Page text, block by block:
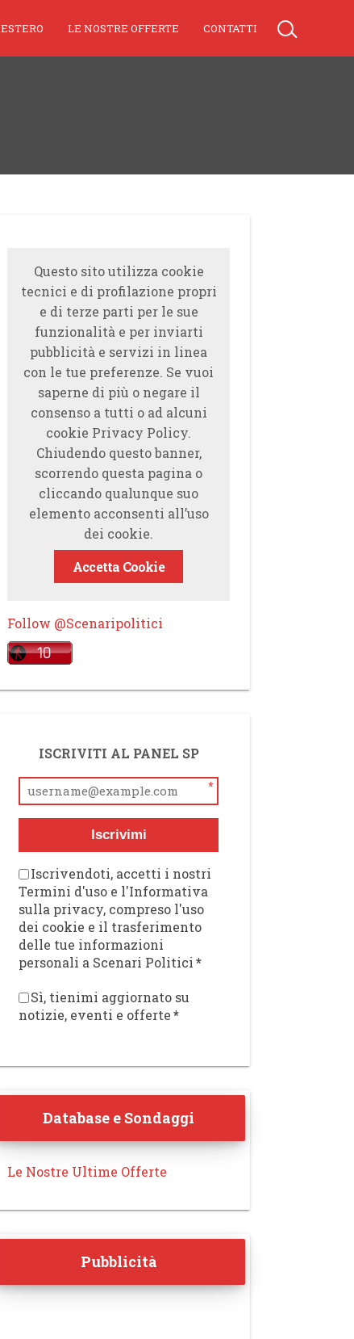
ESTERO LE NOSTRE OFFERTE CONTATTI
Questo sito utilizza cookie
tecnici e di profilazione propri
e di terze parti per le sue
funzionalità e per inviarti
pubblicità e servizi in linea
con le tue preferenze. Se vuoi
saperne di più o negare il
consenso a tutti o ad alcuni
cookie Privacy Policy.
Chiudendo questo banner,
scorrendo questa pagina o
cliccando qualunque suo
elemento acconsenti all’uso
dei cookie.
Accetta Cookie
Follow @Scenaripolitici
ISCRIVITI AL PANEL SP
*
Iscrivimi
Iscrivendoti, accetti i nostri
Termini d'uso e l'Informativa
sulla privacy, compreso l'uso
dei cookie e il trasferimento
delle tue informazioni
personali a Scenari Politici *
Sì, tienimi aggiornato su
notizie, eventi e offerte *
Database e Sondaggi
Le Nostre Ultime Offerte
Pubblicità